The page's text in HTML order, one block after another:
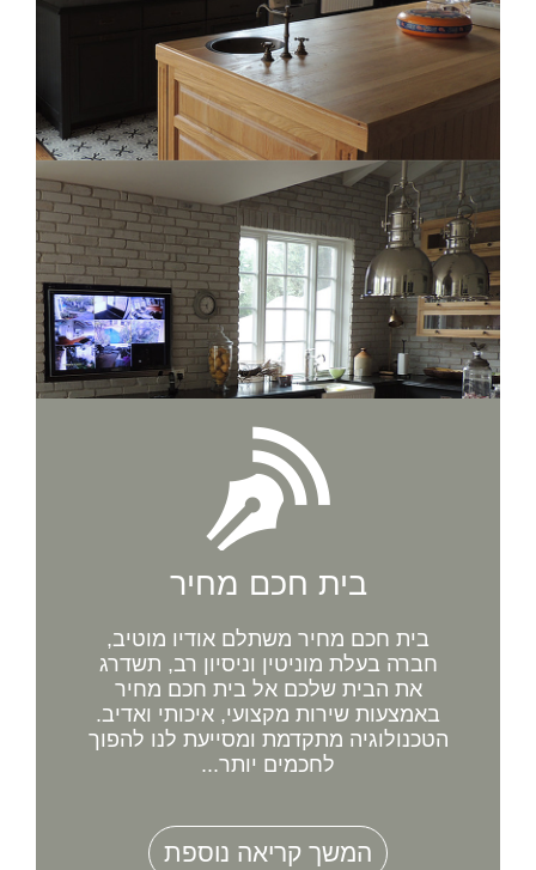
בית חכם מחיר
בית חכם מחיר משתלם אודיו מוטיב,
חברה בעלת מוניטין וניסיון רב, תשדרג
את הבית שלכם אל בית חכם מחיר
באמצעות שירות מקצועי, איכותי ואדיב.
הטכנולוגיה מתקדמת ומסייעת לנו להפוך
לחכמים יותר...
המשך קריאה נוספת